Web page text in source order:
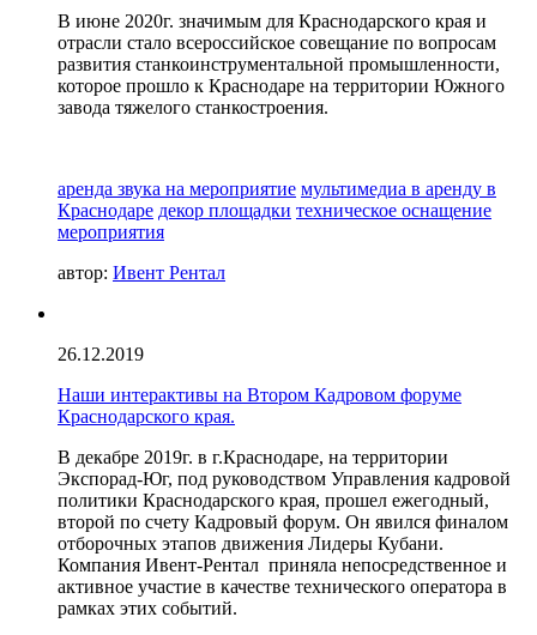
В июне 2020г. значимым для Краснодарского края и
отрасли стало всероссийское совещание по вопросам
развития станкоинструментальной промышленности,
которое прошло к Краснодаре на территории Южного
завода тяжелого станкостроения.
аренда звука на мероприятие мультимедиа в аренду в
Краснодаре декор площадки техническое оснащение
мероприятия
автор: Ивент Рентал
26.12.2019
Наши интерактивы на Втором Кадровом форуме
Краснодарского края.
В декабре 2019г. в г.Краснодаре, на территории
Экспорад-Юг, под руководством Управления кадровой
политики Краснодарского края, прошел ежегодный,
второй по счету Кадровый форум. Он явился финалом
отборочных этапов движения Лидеры Кубани.
Компания Ивент-Рентал приняла непосредственное и
активное участие в качестве технического оператора в
рамках этих событий.